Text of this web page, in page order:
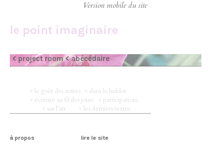
le point imaginaire
< project room< abécédaire
< le goût des autres < dans le hublot
< écriture au fil des jours
< participations
< sur l’art
< les derniers textes
à propos lire le site